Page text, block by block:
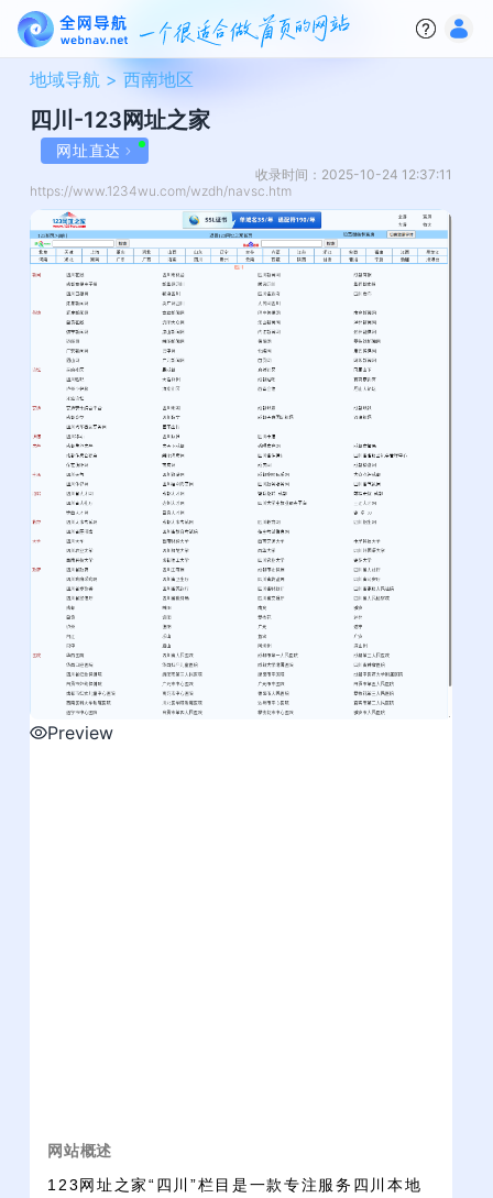
地域导航 >西南地区
四川-123网址之家
网址直达
收录时间：2025-10-24 12:37:11
https://www.1234wu.com/wzdh/navsc.htm
网站概述
123网址之家“四川”栏目是一款专注服务四川本地
Preview